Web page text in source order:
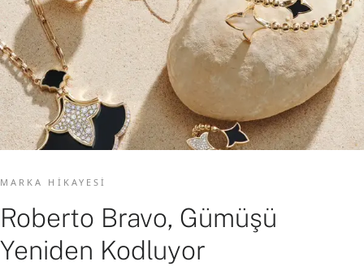
MARKA HIKAYESI
Roberto Bravo, Gümüşü
Yeniden Kodluyor